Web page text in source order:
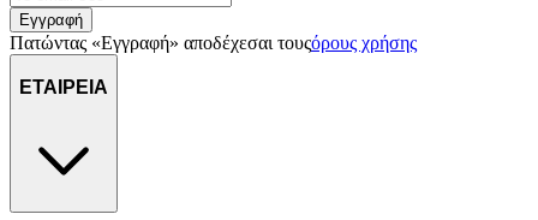
Εγγραφή
Πατώντας «Εγγραφή» αποδέχεσαι τουςόρους χρήσης
ΕΤΑΙΡΕΙΑ